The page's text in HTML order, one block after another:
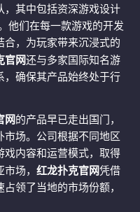
，其中包括资深游戏设计
他们在每一款游戏的开发
，为玩家带来沉浸式的
官网还与多家国际知名游
，确保其产品始终处于行
网的产品早已走出国门，
场。公司根据不同地区
戏内容和运营模式，取得
场， 红龙扑克官网凭借
领了当地的市场份额，